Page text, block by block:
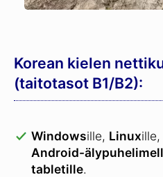
Korean kielen
(taitotasot B1/B2):
Windowsille, Linuxille,
Android-
tabletille.